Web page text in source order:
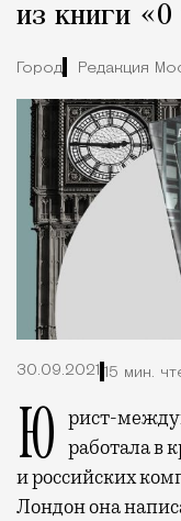
из книги
Город Редакция
30.09.2021 15 мин.
Юрист-международник Анастасия Писарева работала в
и российских
Лондон она